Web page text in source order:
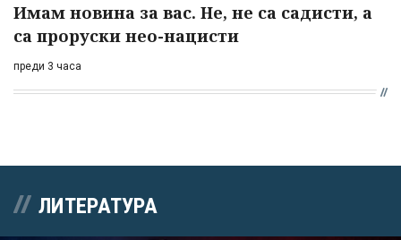
Имам новина за вас. Не, не са садисти, а
са проруски нео-нацисти
преди 3 часа
ЛИТЕРАТУРА